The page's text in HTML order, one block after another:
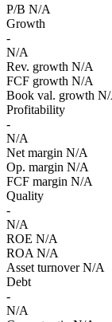
P/B N/A
Growth
-
N/A
Rev. growth N/A
FCF growth N/A
Book val. growth
Profitability
-
N/A
Net margin N/A
Op. margin N/A
FCF margin N/A
Quality
-
N/A
ROE N/A
ROA N/A
Asset turnover N/A
Debt
-
N/A